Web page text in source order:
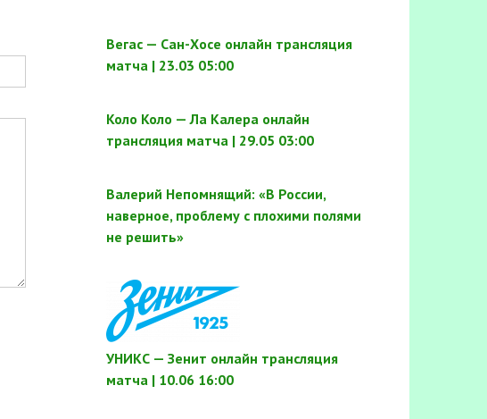
Вегас — Сан-Хосе онлайн трансляция
матча | 23.03 05:00
Коло Коло — Ла Калера онлайн
трансляция матча | 29.05 03:00
Валерий Непомнящий: «В России,
наверное, проблему с плохими полями
не решить»
УНИКС — Зенит онлайн трансляция
матча | 10.06 16:00